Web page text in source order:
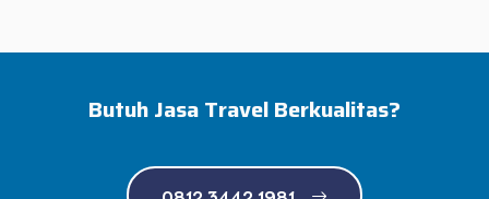
Butuh Jasa Travel Berkualitas?